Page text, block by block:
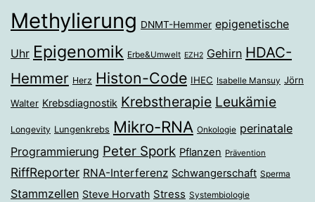
Methylierung DNMT-Hemmer epigenetische
Uhr Epigenomik Erbe&Umwelt EZH2 Gehirn HDAC-
Hemmer Herz Histon-Code IHEC Isabelle Mansuy Jörn
Walter Krebsdiagnostik Krebstherapie Leukämie
Longevity Lungenkrebs Mikro-RNA Onkologie perinatale
Programmierung Peter Spork Pflanzen Prävention
RiffReporter RNA-Interferenz Schwangerschaft Sperma
Stammzellen Steve Horvath Stress Systembiologie